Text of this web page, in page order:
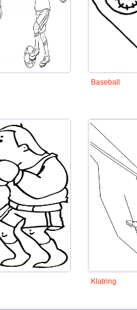
Baseball
Klatring